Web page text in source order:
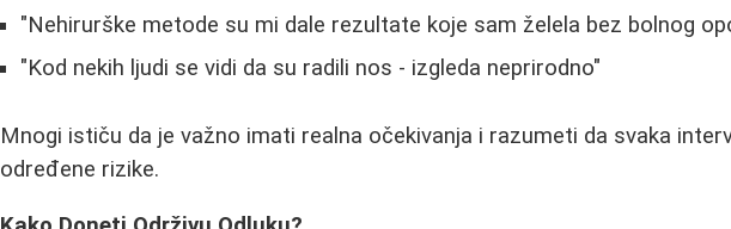
"Nehirurške metode su mi dale rezultate koje sam želela bez bolnog
"Kod nekih ljudi se vidi da su radili nos - izgleda neprirodno"
Mnogi ističu da je važno imati realna očekivanja i razumeti da svaka
određene rizike.